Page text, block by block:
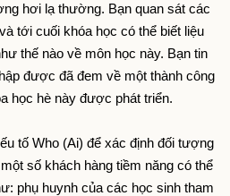
hơi lạ thường. Bạn quan sát các
tới cuối khóa học có thể biết liệu
thế nào về môn học này. Bạn tin
được đã đem về một thành công
học hè này được phát triển.
tố Who (Ai) để xác định đối tượng
số khách hàng tiềm năng có thể
phụ huynh của các học sinh tham